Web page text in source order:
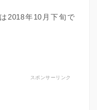
2018年10月下旬で
スポンサーリンク